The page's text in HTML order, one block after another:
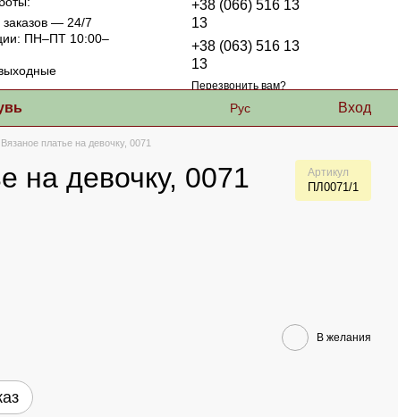
— 24/7
ПН–ПТ 10:00–
+38 (066) 516 13
13
+38 (063) 516 13
13
Перезвонить вам?
Рус Вход
Вязаное платье на девочку, 0071
на девочку, 0071 Артикул
ПЛ0071/1
В желания